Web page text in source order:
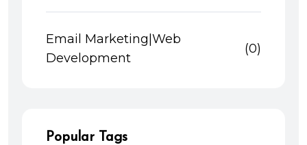
Email Marketing|Web
Development
(0)
Popular Tags